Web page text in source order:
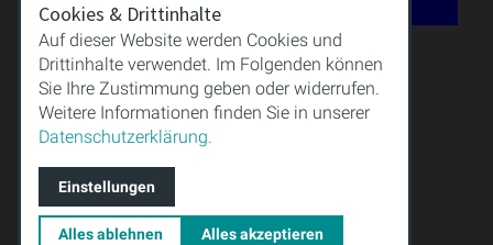
QUALITÄT
WISSEN
DOWNLOAD
IMPRESSUM
AGB
DATENSCHUTZ
Cookies & Drittinhalte
Auf dieser Website werden Cookies und
Drittinhalte verwendet. Im Folgenden können
Sie Ihre Zustimmung geben oder widerrufen.
Weitere Informationen finden Sie in unserer
Datenschutzerklärung.
Einstellungen
Alles ablehnen Alles akzeptieren